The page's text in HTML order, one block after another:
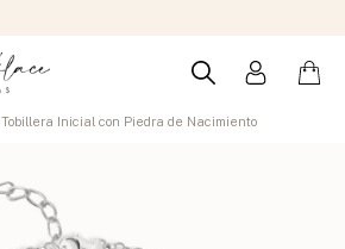
Tobillera Inicial con Piedra de Nacimiento